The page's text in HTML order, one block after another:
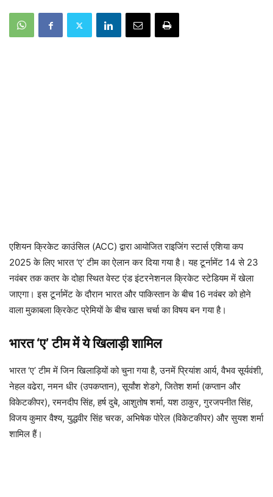
एशियन क्रिकेट काउंसिल (ACC) द्वारा आयोजित राइजिंग स्टार्स एशिया कप
2025 के लिए भारत ‘ए’ टीम का ऐलान कर दिया गया है। यह टूर्नामेंट 14 से 23
नवंबर तक कतर के दोहा स्थित वेस्ट एंड इंटरनेशनल क्रिकेट स्टेडियम में खेला
जाएगा। इस टूर्नामेंट के दौरान भारत और पाकिस्तान के बीच 16 नवंबर को होने
वाला मुकाबला क्रिकेट प्रेमियों के बीच खास चर्चा का विषय बन गया है।
भारत ‘ए’ टीम में ये खिलाड़ी शामिल
भारत ‘ए’ टीम में जिन खिलाड़ियों को चुना गया है, उनमें प्रियांश आर्य, वैभव सूर्यवंशी,
नेहल वढेरा, नमन धीर (उपकप्तान), सूर्यांश शेडगे, जितेश शर्मा (कप्तान और
विकेटकीपर), रमनदीप सिंह, हर्ष दुबे, आशुतोष शर्मा, यश ठाकुर, गुरजपनीत सिंह,
विजय कुमार वैश्य, युद्धवीर सिंह चरक, अभिषेक पोरेल (विकेटकीपर) और सुयश शर्मा
शामिल हैं।